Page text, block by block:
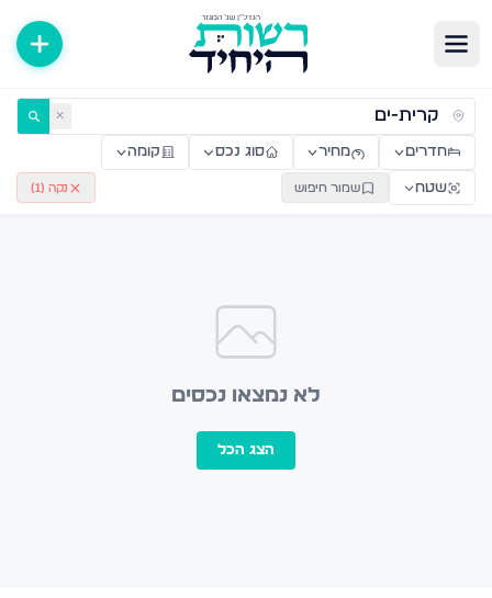
דירות למכירה ולהשכרה — רשות היחיד ✕
חדרים מחיר סוג נכס קומה
שטח שמור חיפוש נקה ( 1
)
לא נמצאו נכסים
הצג הכל